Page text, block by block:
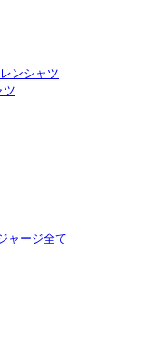
ンシャツ
ツ
ャージ全て